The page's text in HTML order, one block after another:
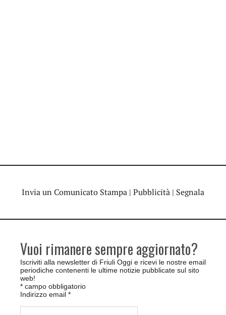
Invia un Comunicato Stampa | Pubblicità | Segnala
Vuoi rimanere sempre aggiornato?
Iscriviti alla newsletter di Friuli Oggi e ricevi le nostre email
periodiche contenenti le ultime notizie pubblicate sul sito
web!
* campo obbligatorio
Indirizzo email *